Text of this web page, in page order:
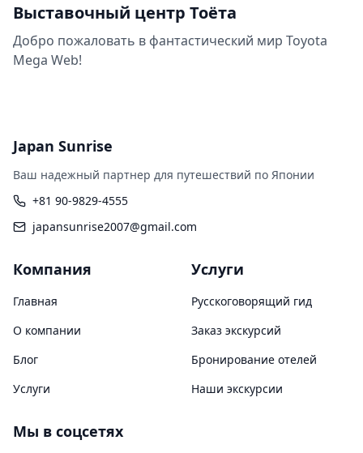
Выставочный центр Тоёта
Добро пожаловать в фантастический мир Toyota
Mega Web!
Japan Sunrise
Ваш надежный партнер для путешествий по Японии
+81 90-9829-4555
japansunrise2007@gmail.com
Компания
Главная
О компании
Блог
Услуги
Услуги
Русскоговорящий гид
Заказ экскурсий
Бронирование отелей
Наши экскурсии
Мы в соцсетях